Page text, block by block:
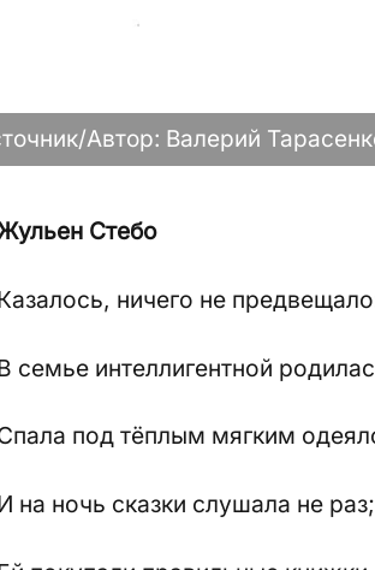
Автор: Валерий
Стебо
ничего не
семье интеллигентной
под тёплым мягким
на ночь сказки слушала не раз;